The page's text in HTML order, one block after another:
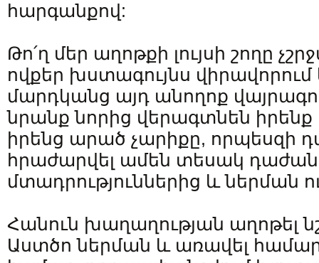
հարգանքով:
Թո՛ղ մեր աղոթքի լույսի շողը
ովքեր խստագույնս
մարդկանց այդ անողոք
նրանք նորից վերագտնեն
իրենց արած չարիքը, որպեսզի
հրաժարվել ամեն տեսակ դաժան
մտադրություններից և ներման
Հանուն խաղաղության աղոթել
Աստծո ներման և առավել